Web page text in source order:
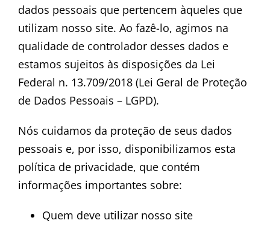
dados pessoais que pertencem àqueles que
utilizam nosso site. Ao fazê-lo, agimos na
qualidade de controlador desses dados e
estamos sujeitos às disposições da Lei
Federal n. 13.709/2018 (Lei Geral de Proteção
de Dados Pessoais – LGPD).
Nós cuidamos da proteção de seus dados
pessoais e, por isso, disponibilizamos esta
política de privacidade, que contém
informações importantes sobre:
Quem deve utilizar nosso site